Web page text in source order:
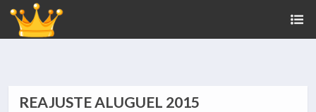
REAJUSTE ALUGUEL 2015